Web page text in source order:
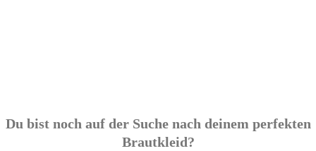
Du bist noch auf der Suche nach deinem perfekten
Brautkleid?